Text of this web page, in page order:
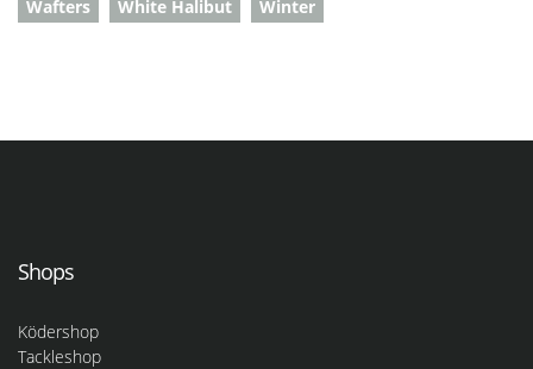
Wafters
White Halibut Winter
Shops
Ködershop
Tackleshop